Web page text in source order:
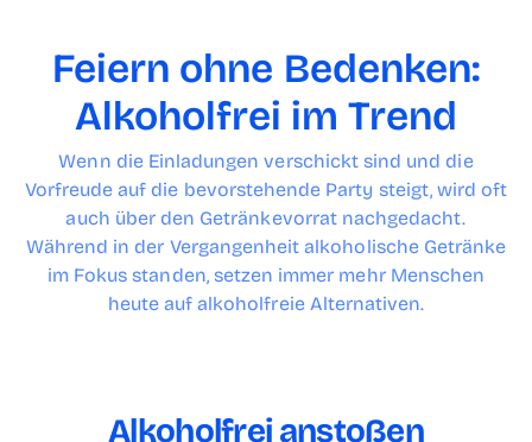
Feiern ohne Bedenken:
Alkoholfrei im Trend
Wenn die Einladungen verschickt sind und die
Vorfreude auf die bevorstehende Party steigt, wird oft
auch über den Getränkevorrat nachgedacht.
Während in der Vergangenheit alkoholische Getränke
im Fokus standen, setzen immer mehr Menschen
heute auf alkoholfreie Alternativen.
Alkoholfrei anstoßen